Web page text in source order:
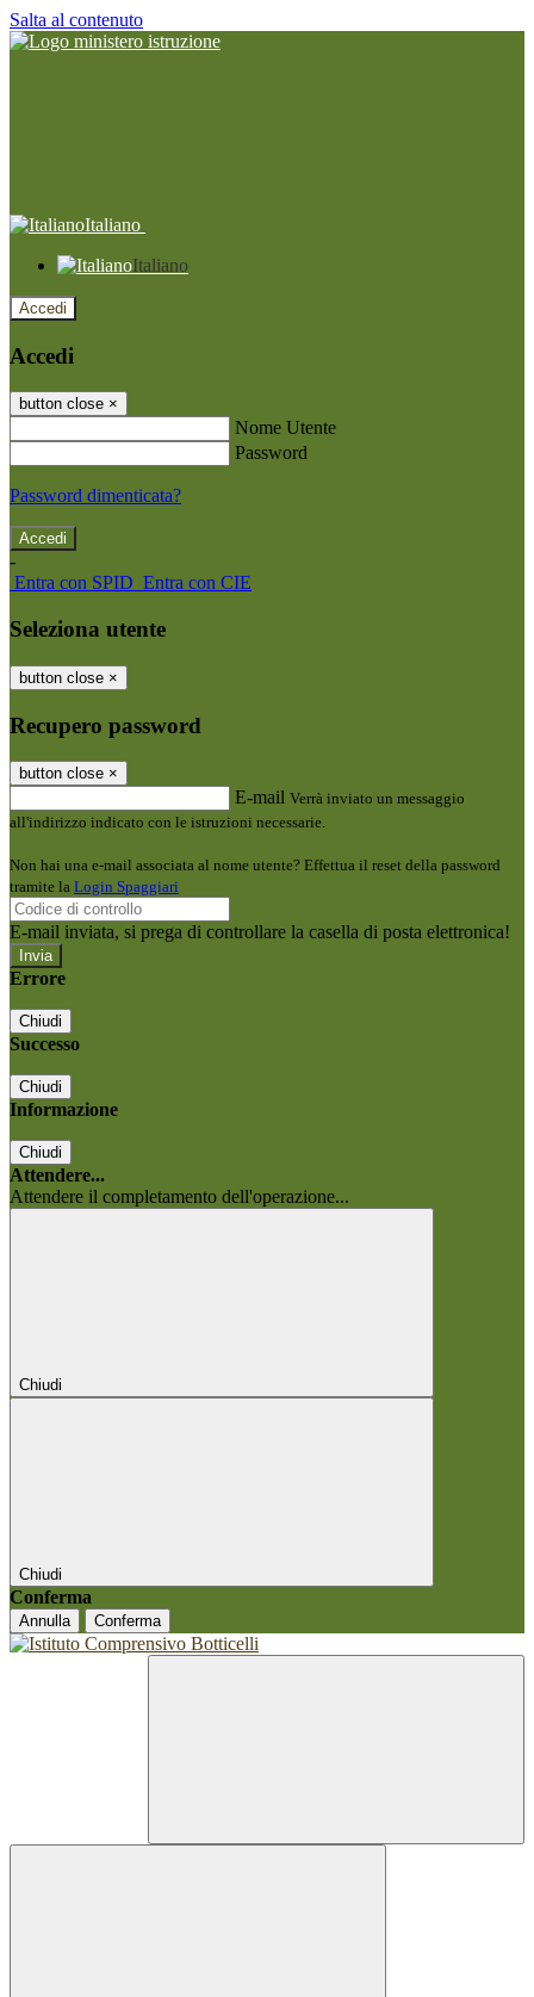
Salta al contenuto
Italiano
Italiano
Accedi
Accedi
button close ×
Nome Utente
Password
Password dimenticata?
-
Entra con SPID Entra con CIE
Seleziona utente
button close ×
Recupero password
button close ×
E-mail Verrà inviato un messaggio
all'indirizzo indicato con le istruzioni necessarie.
Non hai una e-mail associata al nome utente? Effettua il reset della password
tramite la Login Spaggiari
E-mail inviata, si prega di controllare la casella di posta elettronica!
Errore
Chiudi
Successo
Chiudi
Informazione
Chiudi
Attendere...
Attendere il completamento dell'operazione...
Chiudi
Chiudi
Conferma
Annulla Conferma